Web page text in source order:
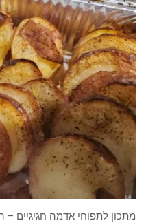
מתכון לתפוחי אדמה חגיגיים –